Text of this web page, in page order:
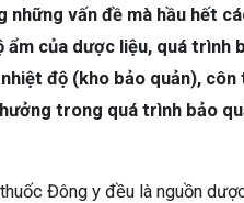
vấn đề mà hầu hết
ẩm của dược liệu, quá trình
độ (kho bảo quản),
trong quá trình bảo
Đông y đều là nguồn